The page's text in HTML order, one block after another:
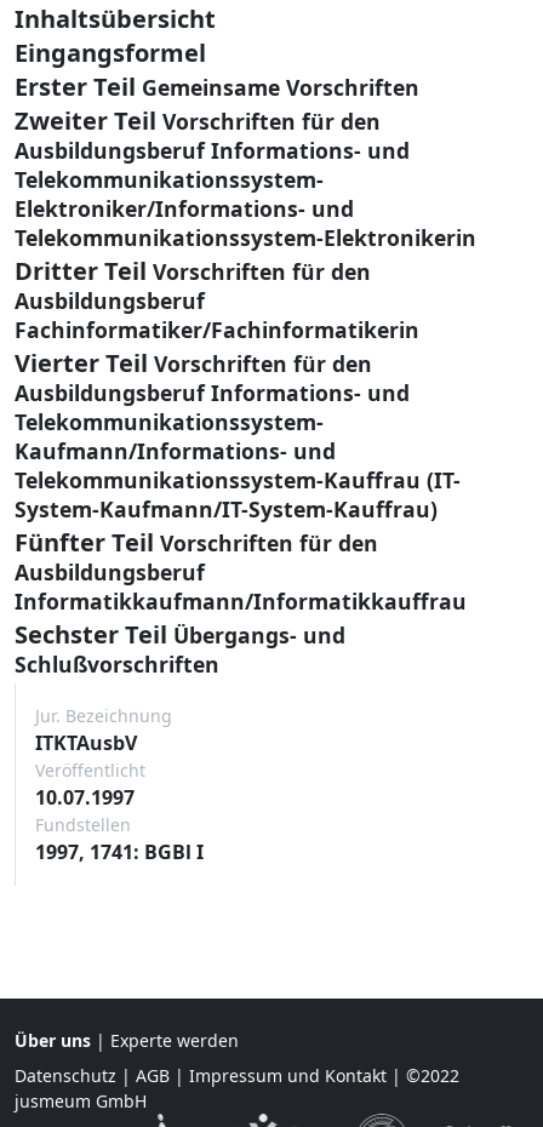
Inhaltsübersicht
Eingangsformel
Erster Teil Gemeinsame Vorschriften
Zweiter Teil Vorschriften für den
Ausbildungsberuf Informations- und
Telekommunikationssystem-
Elektroniker/Informations- und
Telekommunikationssystem-Elektronikerin
Dritter Teil Vorschriften für den
Ausbildungsberuf
Fachinformatiker/Fachinformatikerin
Vierter Teil Vorschriften für den
Ausbildungsberuf Informations- und
Telekommunikationssystem-
Kaufmann/Informations- und
Telekommunikationssystem-Kauffrau (IT-
System-Kaufmann/IT-System-Kauffrau)
Fünfter Teil Vorschriften für den
Ausbildungsberuf
Informatikkaufmann/Informatikkauffrau
Sechster Teil Übergangs- und
Schlußvorschriften
Jur. Bezeichnung
ITKTAusbV
Veröffentlicht
10.07.1997
Fundstellen
1997, 1741: BGBl I
Über uns | Experte werden
Datenschutz | AGB | Impressum und Kontakt | ©2022
jusmeum GmbH